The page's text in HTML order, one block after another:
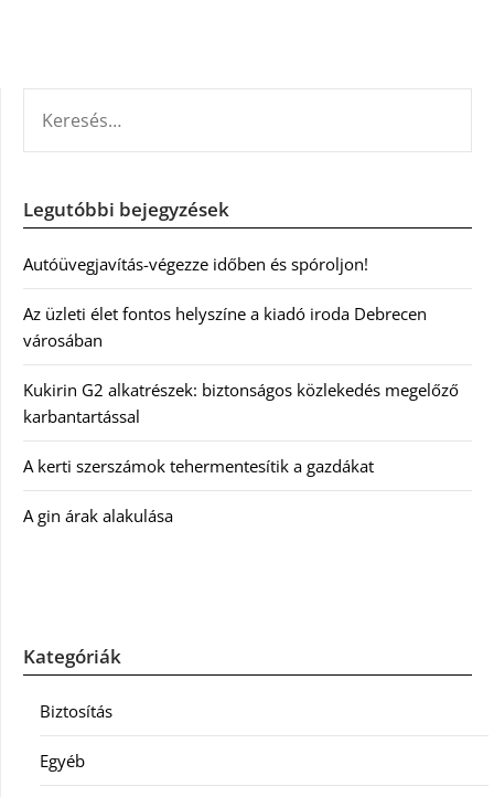
Legutóbbi bejegyzések
Autóüvegjavítás-végezze időben és spóroljon!
Az üzleti élet fontos helyszíne a kiadó iroda Debrecen
városában
Kukirin G2 alkatrészek: biztonságos közlekedés megelőző
karbantartással
A kerti szerszámok tehermentesítik a gazdákat
A gin árak alakulása
Kategóriák
Biztosítás
Egyéb